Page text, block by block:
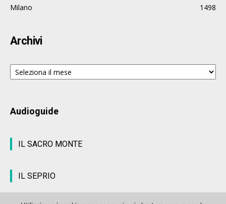
Milano
1498
Archivi
Archivi
Audioguide
IL SACRO MONTE
IL SEPRIO